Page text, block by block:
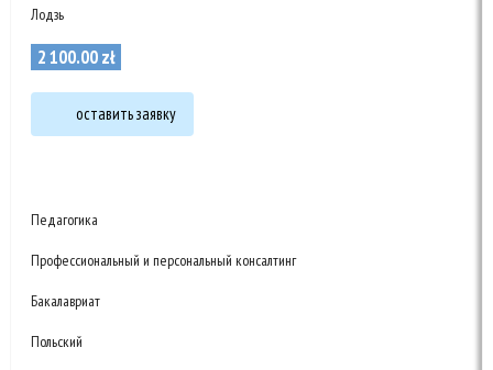
Лодзь
2 100.00zł
оставить заявку
Педагогика
Профессиональный и персональный консалтинг
Бакалавриат
Польский